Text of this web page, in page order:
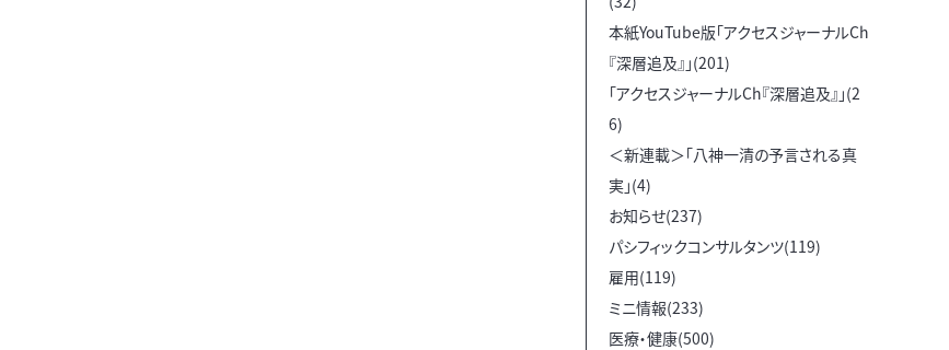
本紙YouTube版「アクセスジャーナルCh
『深層追及』」(201)
「アクセスジャーナルCh『深層追及』」(2
6)
＜新連載＞「八神一清の予言される真
実」(4)
お知らせ(237)
パシフィックコンサルタンツ(119)
雇用(119)
ミニ情報(233)
医療・健康(500)